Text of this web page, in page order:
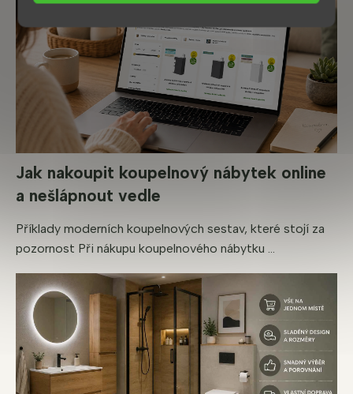
Jak nakoupit koupelnový nábytek online
a nešlápnout vedle
Příklady moderních koupelnových sestav, které stojí za
pozornost Při nákupu koupelnového nábytku ...